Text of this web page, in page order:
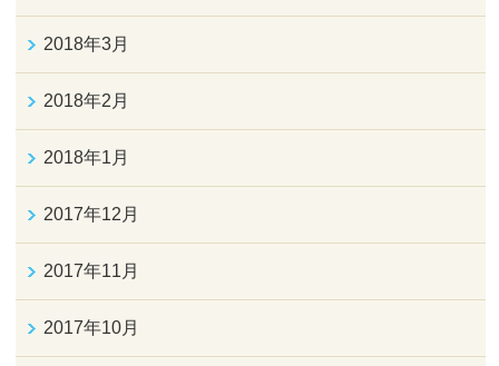
2018年3月
2018年2月
2018年1月
2017年12月
2017年11月
2017年10月